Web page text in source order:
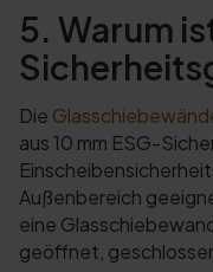
5. Warum
Die
aus 10 mm ESG-
Außenbereich
eine
geöffnet,